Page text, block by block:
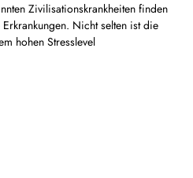
Zivilisationskrankheiten finden
Nicht selten ist die
hohen Stresslevel